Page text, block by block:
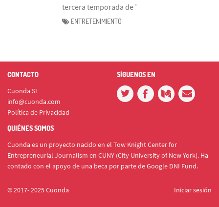
tercera temporada de ’
ENTRETENIMIENTO
CONTACTO
Cuonda SL
info@cuonda.com
Política de Privacidad
SÍGUENOS EN
QUIÉNES SOMOS
Cuonda es un proyecto nacido en el Tow Knight Center for
Entrepreneurial Journalism en CUNY (City University of New York). Ha
contado con el apoyo de una beca por parte de Google DNI Fund.
© 2017- 2025 Cuonda Iniciar sesión